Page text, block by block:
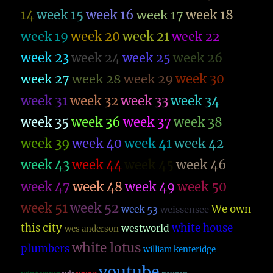
14week 15 week 16 week 17 week 18
week 19 week 20 week 21week 22
week 23week 24 week 25 week 26
week 27 week 28 week 29 week 30
week 31week 32week 33week 34
week 35 week 36 week 37 week 38
week 39 week 40 week 41week 42
week 43week 44
week 46
week 47 week 48 week 49 week 50
week 51week 52 week 53 weissensee We own
this city wes anderson westworld white house
plumbers white lotus william kenteridge